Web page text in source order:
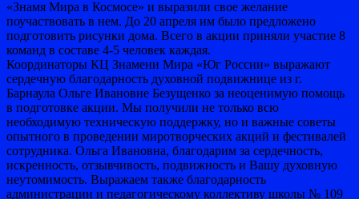
«Знамя Мира в Космосе» и выразили свое желание
поучаствовать в нем. До 20 апреля им было предложено
подготовить рисунки дома. Всего в акции приняли участие 8
команд в составе 4-5 человек каждая.
Координаторы КЦ Знамени Мира «Юг России» выражают
сердечную благодарность духовной подвижнице из г.
Барнаула Ольге Ивановне Безущенко за неоценимую помощь
в подготовке акции. Мы получили не только всю
необходимую техническую поддержку, но и важные советы
опытного в проведении миротворческих акций и фестивалей
сотрудника. Ольга Ивановна, благодарим за сердечность,
искренность, отзывчивость, подвижность и Вашу духовную
неутомимость. Выражаем также благодарность
администрации и педагогическому коллективу школы № 109